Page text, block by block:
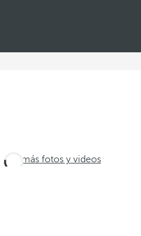
Ver más fotos y videos